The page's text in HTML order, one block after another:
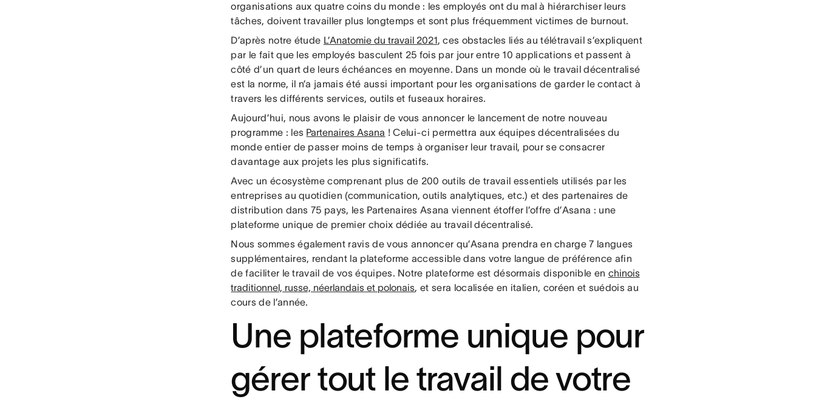
organisations aux quatre coins du monde : les employés ont du mal à hiérarchiser leurs
tâches, doivent travailler plus longtemps et sont plus fréquemment victimes de burnout.
D’après notre étude L’Anatomie du travail 2021, ces obstacles liés au télétravail s’expliquent
par le fait que les employés basculent 25 fois par jour entre 10 applications et passent à
côté d’un quart de leurs échéances en moyenne. Dans un monde où le travail décentralisé
est la norme, il n’a jamais été aussi important pour les organisations de garder le contact à
travers les différents services, outils et fuseaux horaires.
Aujourd’hui, nous avons le plaisir de vous annoncer le lancement de notre nouveau
programme : les Partenaires Asana ! Celui-ci permettra aux équipes décentralisées du
monde entier de passer moins de temps à organiser leur travail, pour se consacrer
davantage aux projets les plus significatifs.
Avec un écosystème comprenant plus de 200 outils de travail essentiels utilisés par les
entreprises au quotidien (communication, outils analytiques, etc.) et des partenaires de
distribution dans 75 pays, les Partenaires Asana viennent étoffer l’offre d’Asana : une
plateforme unique de premier choix dédiée au travail décentralisé.
Nous sommes également ravis de vous annoncer qu’Asana prendra en charge 7 langues
supplémentaires, rendant la plateforme accessible dans votre langue de préférence afin
de faciliter le travail de vos équipes. Notre plateforme est désormais disponible en chinois
traditionnel, russe, néerlandais et polonais, et sera localisée en italien, coréen et suédois au
cours de l’année.
Une plateforme unique pour
gérer tout le travail de votre